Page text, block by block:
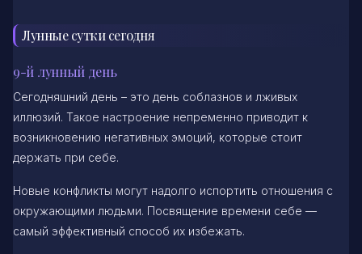
Лунные сутки сегодня
9-й лунный день
Сегодняшний день – это день соблазнов и лживых
иллюзий. Такое настроение непременно приводит к
возникновению негативных эмоций, которые стоит
держать при себе.
Новые конфликты могут надолго испортить отношения с
окружающими людьми. Посвящение времени себе —
самый эффективный способ их избежать.